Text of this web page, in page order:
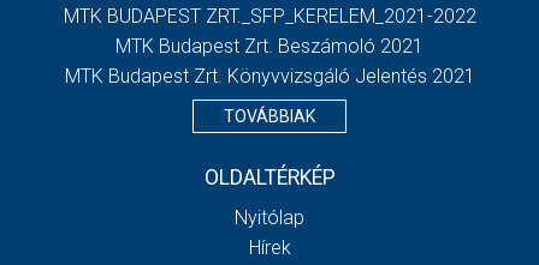
MTK BUDAPEST ZRT._SFP_KERELEM_2021-2022
MTK Budapest Zrt. Beszámoló 2021
MTK Budapest Zrt. Könyvvizsgáló Jelentés 2021
TOVÁBBIAK
OLDALTÉRKÉP
Nyitólap
Hírek